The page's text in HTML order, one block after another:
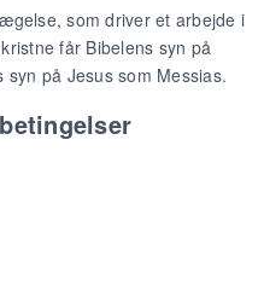
som driver et arbejde i
får Bibelens syn på
på Jesus som Messias.